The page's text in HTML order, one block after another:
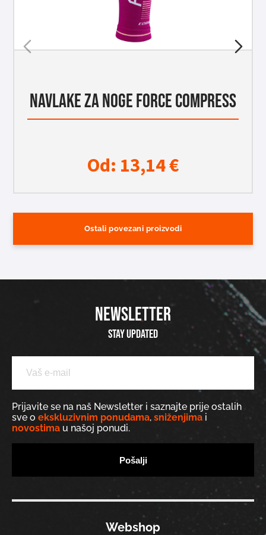
NAVLAKE ZA NOGE FORCE COMPRESS
Od: 13,14€
Ostali povezani proizvodi
NEWSLETTER
Stay updated
Prijavite se na naš Newsletter i saznajte prije ostalih
sve o ekskluzivnim ponudama, sniženjima i
novostima u našoj ponudi.
Webshop